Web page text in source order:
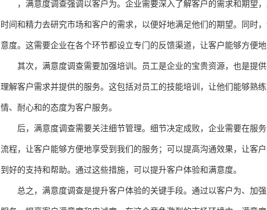
，满意度调查强调以客户为。企业需要深入了解客户的需求和期望
时间和精力去研究市场和客户的需求，以便好地满足他们的期望。同时
意度。这需要企业在各个环节都设立专门的反馈渠道，让客户能够方便地
其次，满意度调查需要加强培训。员工是企业的宝贵资源，也是提
理解客户需求并提供的服务。这包括对员工的技能培训，让他们能够熟
情、耐心和的态度为客户服务。
后，满意度调查需要关注细节管理。细节决定成败，企业需要在服
流程，让客户能够方便地享受到我们的服务；可以提高沟通效果，让客
到好的支持和帮助。通过这些措施，可以提升客户体验和满意度。
总之，满意度调查是提升客户体验的关键手段。通过以客户为、加